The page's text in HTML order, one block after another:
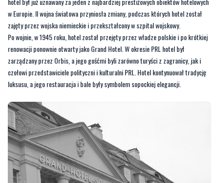
w Europie. II wojna światowa przyniosła zmiany, podczas których hotel został
zajęty przez wojska niemieckie i przekształcony w szpital wojskowy.
Po wojnie, w 1945 roku, hotel został przejęty przez władze polskie i po krótkiej
renowacji ponownie otwarty jako Grand Hotel. W okresie PRL hotel był
zarządzany przez Orbis, a jego gośćmi byli zarówno turyści z zagranicy, jak i
czołowi przedstawiciele polityczni i kulturalni PRL. Hotel kontynuował tradycję
luksusu, a jego restauracja i bale były symbolem sopockiej elegancji.